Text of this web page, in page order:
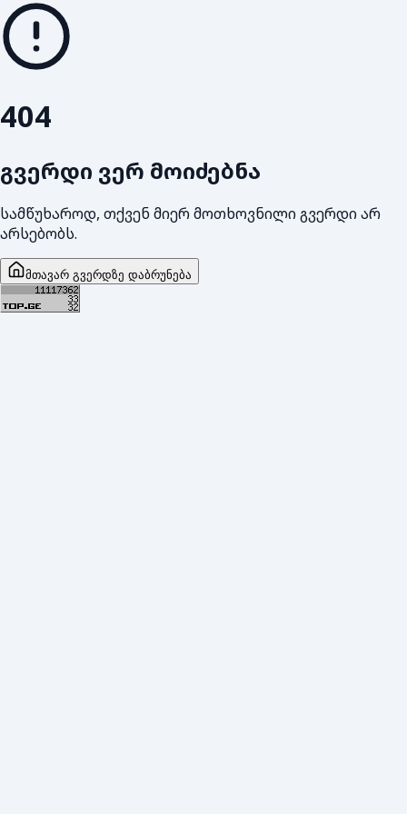
404
გვერდი ვერ მოიძებნა
სამწუხაროდ, თქვენ მიერ მოთხოვნილი გვერდი არ
არსებობს.
მთავარ გვერდზე დაბრუნება